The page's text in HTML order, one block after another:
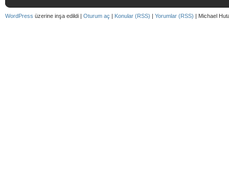
WordPress üzerine inşa edildi | Oturum aç | Konular (RSS) | Yorumlar (RSS) | Michael